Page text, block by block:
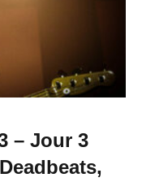
– Jour 3